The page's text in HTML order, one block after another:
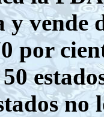
y vende
por
no